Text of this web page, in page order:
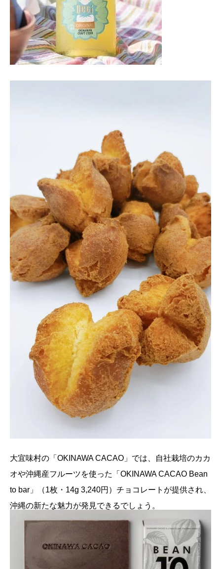
大宜味村の「OKINAWA CACAO」では、自社栽培のカカ
オや沖縄産フルーツを使った「OKINAWA CACAO Bean
to bar」（1枚・14g 3,240円）チョコレートが提供され、
沖縄の新たな魅力が発見できるでしょう。